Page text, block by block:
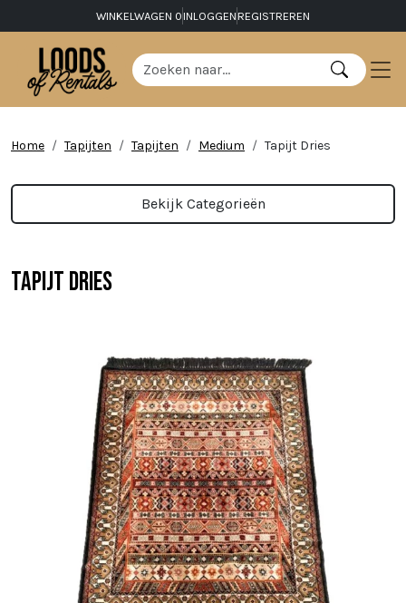
WINKELWAGEN 0 INLOGGEN REGISTREREN
Home Tapijten Tapijten Medium Tapijt Dries
Bekijk Categorieën
Tapijt Dries